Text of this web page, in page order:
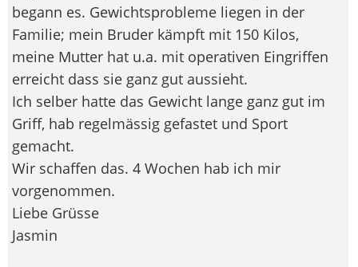
begann es. Gewichtsprobleme liegen in der
Familie; mein Bruder kämpft mit 150 Kilos,
meine Mutter hat u.a. mit operativen Eingriffen
erreicht dass sie ganz gut aussieht.
Ich selber hatte das Gewicht lange ganz gut im
Griff, hab regelmässig gefastet und Sport
gemacht.
Wir schaffen das. 4 Wochen hab ich mir
vorgenommen.
Liebe Grüsse
Jasmin